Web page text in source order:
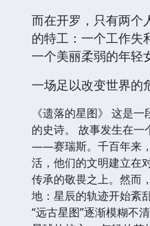
而在开罗，只有两个
的特工：一个工作失
一个美丽柔弱的年轻
一场足以改变世界
《遗落的星图》 这是
的史诗。 故事发生在
——赛瑞斯。千百年来
活，他们的文明建立在
传承的敬畏之上。然而
地：星辰的轨迹开始紊
“远古星图”逐渐模糊不